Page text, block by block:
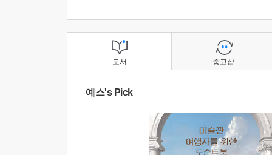
도서
예스's Pick
중고샵